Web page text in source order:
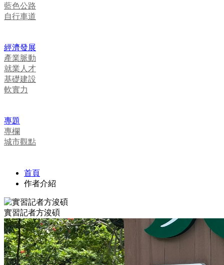
藍色公路
自行車道
經濟發展
產業脈動
就業人才
基礎建設
軟實力
專題
專欄
城市觀點
首頁
作者介紹
實習記者方浚碩